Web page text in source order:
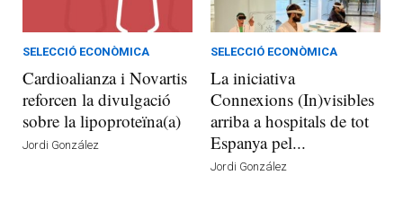
SELECCIÓ ECONÒMICA
Cardioalianza i Novartis
reforcen la divulgació
sobre la lipoproteïna(a)
Jordi González
SELECCIÓ ECONÒMICA
La iniciativa
Connexions (In)visibles
arriba a hospitals de tot
Espanya pel...
Jordi González